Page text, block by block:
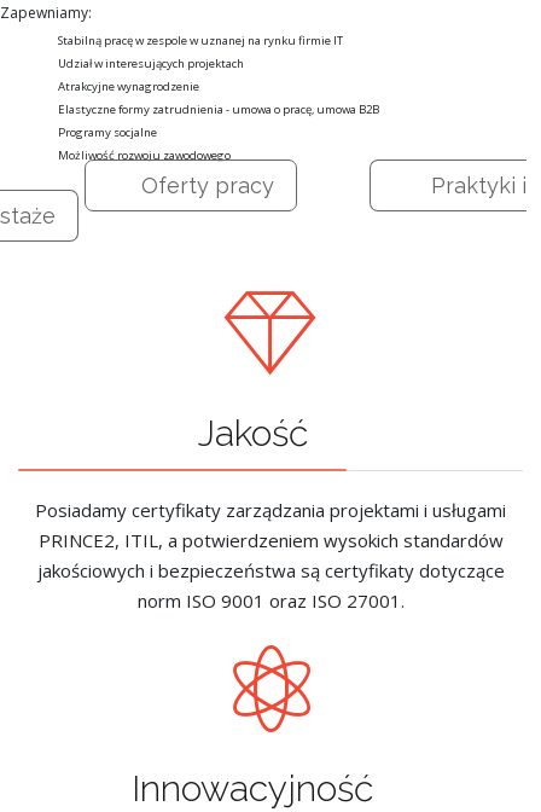
Zapewniamy:
Stabilną pracę w zespole w uznanej na rynku firmie IT
Udział w interesujących projektach
Atrakcyjne wynagrodzenie
Elastyczne formy zatrudnienia - umowa o pracę, umowa B2B
Programy socjalne
Możliwość rozwoju zawodowego
Oferty pracy
Praktyki i
staże
Jakość
Posiadamy certyfikaty zarządzania projektami i usługami
PRINCE2, ITIL, a potwierdzeniem wysokich standardów
jakościowych i bezpieczeństwa są certyfikaty dotyczące
norm ISO 9001 oraz ISO 27001.
Innowacyjność